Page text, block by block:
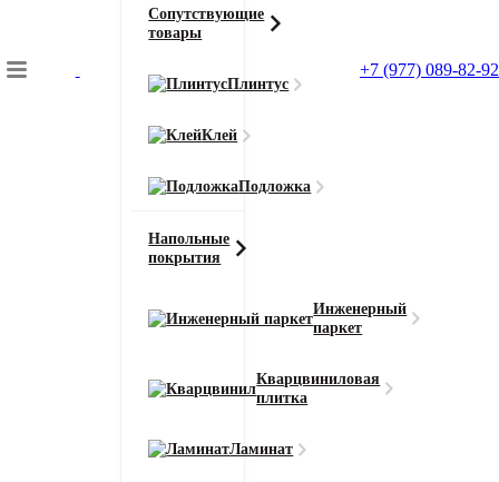
Сопутствующие
товары
Плинтус
Клей
Подложка
Напольные
покрытия
Инженерный
паркет
Кварцвиниловая
плитка
Ламинат
+7 (977) 089-82-92
Подбор коврового покрытия
Ковролин AW Masquerade Gala (Гала) 97